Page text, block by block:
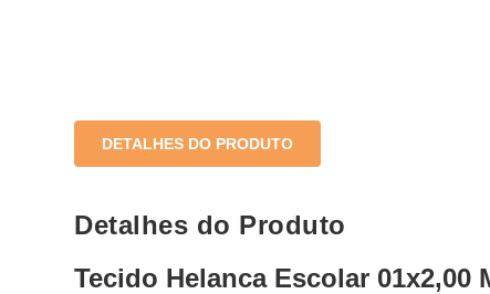
DETALHES DO PRODUTO
Detalhes do Produto
Tecido Helanca Escolar 01x2,00